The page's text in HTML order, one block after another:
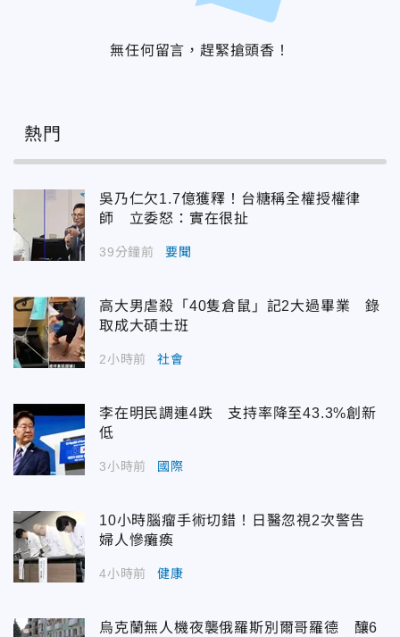
無任何留言，趕緊搶頭香！
熱門
吳乃仁欠1.7億獲釋！台糖稱全權授權律
師 立委怒：實在很扯
39分鐘前 要聞
高大男虐殺「40隻倉鼠」記2大過畢業 錄
取成大碩士班
2小時前 社會
李在明民調連4跌 支持率降至43.3%創新
低
3小時前 國際
10小時腦瘤手術切錯！日醫忽視2次警告
婦人慘癱瘓
4小時前 健康
烏克蘭無人機夜襲俄羅斯別爾哥羅德 釀6